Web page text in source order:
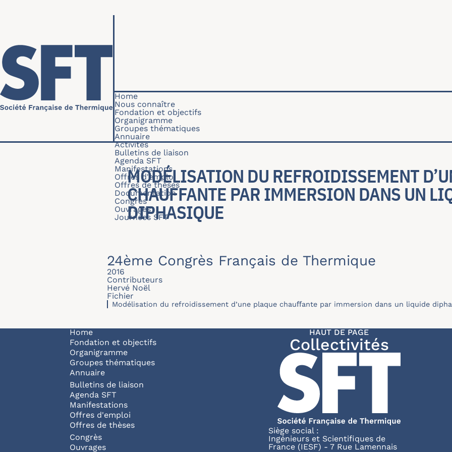
Navigation principale
Home
Nous connaître
Fondation et objectifs
Organigramme
Groupes thématiques
Annuaire
Activités
Bulletins de liaison
Agenda SFT
Manifestations
Offres d'emploi
Offres de thèses
Documentation
Congrès
Ouvrages
Journées SFT
MODÉLISATION DU REFROIDISSEMENT
CHAUFFANTE PAR IMMERSION DANS UN
IPHASIQUE
24ème Congrès Français de Thermique
2016
Contributeurs
Hervé Noël
Fichier
Modélisation du refroidissement d’une plaque chauﬀante par immersion dans un liquide
Navigation principale
Home
Fondation et objectifs
Organigramme
Groupes thématiques
Annuaire
Bulletins de liaison
Agenda SFT
Manifestations
Offres d'emploi
Offres de thèses
Congrès
Ouvrages
HAUT DE PAGE
Collectivités
Siège social :
Ingénieurs et Scientifiques de
France (IESF) - 7 Rue Lamennais